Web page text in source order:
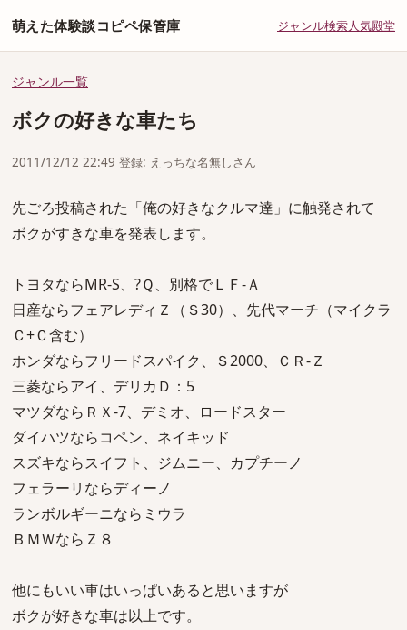
萌えた体験談コピペ保管庫 ジャンル検索人気殿堂
ジャンル一覧
ボクの好きな車たち
2011/12/12 22:49 登録: えっちな名無しさん
先ごろ投稿された「俺の好きなクルマ達」に触発されて
ボクがすきな車を発表します。
トヨタならMR-S、?Ｑ、別格でＬＦ-Ａ
日産ならフェアレディＺ（Ｓ30）、先代マーチ（マイクラ
Ｃ+Ｃ含む）
ホンダならフリードスパイク、Ｓ2000、ＣＲ-Ｚ
三菱ならアイ、デリカＤ：5
マツダならＲＸ-7、デミオ、ロードスター
ダイハツならコペン、ネイキッド
スズキならスイフト、ジムニー、カプチーノ
フェラーリならディーノ
ランボルギーニならミウラ
ＢＭＷならＺ８
他にもいい車はいっぱいあると思いますが
ボクが好きな車は以上です。